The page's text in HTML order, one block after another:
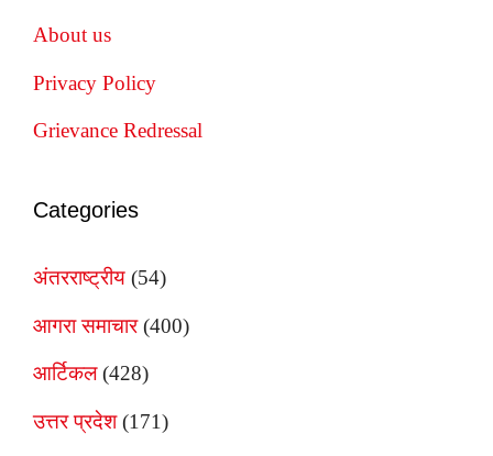
About us
Privacy Policy
Grievance Redressal
Categories
अंतरराष्ट्रीय (54)
आगरा समाचार(400)
आर्टिकल(428)
उत्तर प्रदेश(171)